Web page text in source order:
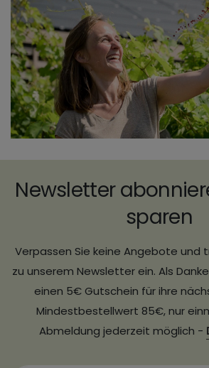
Newsletter
sparen
Verpassen Sie keine Angebote und
zu unserem Newsletter ein. Als
einen 5€ Gutschein für ihre
Mindestbestellwert 85€, nur
Abmeldung jederzeit möglich -